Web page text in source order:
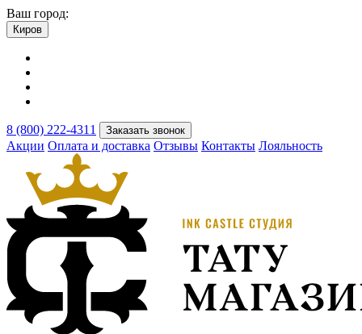
Ваш город:
Киров
8 (800) 222-4311 Заказать звонок
Акции Оплата и доставка Отзывы Контакты Лояльность